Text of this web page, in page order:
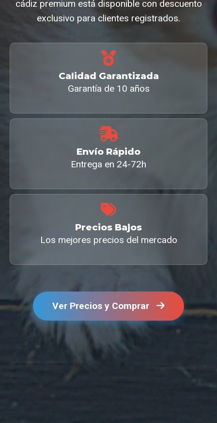
cádiz premium está disponible con descuento
exclusivo para clientes registrados.
Calidad Garantizada
Garantía de 10 años
Envío Rápido
Entrega en 24-72h
Precios Bajos
Los mejores precios del mercado
Ver Precios y Comprar